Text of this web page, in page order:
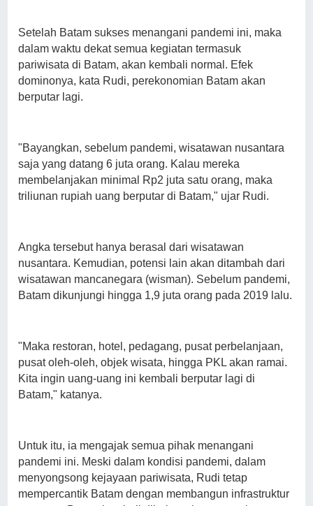
Setelah Batam sukses menangani pandemi ini, maka
dalam waktu dekat semua kegiatan termasuk
pariwisata di Batam, akan kembali normal. Efek
dominonya, kata Rudi, perekonomian Batam akan
berputar lagi.
"Bayangkan, sebelum pandemi, wisatawan nusantara
saja yang datang 6 juta orang. Kalau mereka
membelanjakan minimal Rp2 juta satu orang, maka
triliunan rupiah uang berputar di Batam," ujar Rudi.
Angka tersebut hanya berasal dari wisatawan
nusantara. Kemudian, potensi lain akan ditambah dari
wisatawan mancanegara (wisman). Sebelum pandemi,
Batam dikunjungi hingga 1,9 juta orang pada 2019 lalu.
"Maka restoran, hotel, pedagang, pusat perbelanjaan,
pusat oleh-oleh, objek wisata, hingga PKL akan ramai.
Kita ingin uang-uang ini kembali berputar lagi di
Batam," katanya.
Untuk itu, ia mengajak semua pihak menangani
pandemi ini. Meski dalam kondisi pandemi, dalam
menyongsong kejayaan pariwisata, Rudi tetap
mempercantik Batam dengan membangun infrastruktur